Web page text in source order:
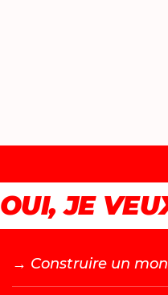
OUI, JE
→ Construire un